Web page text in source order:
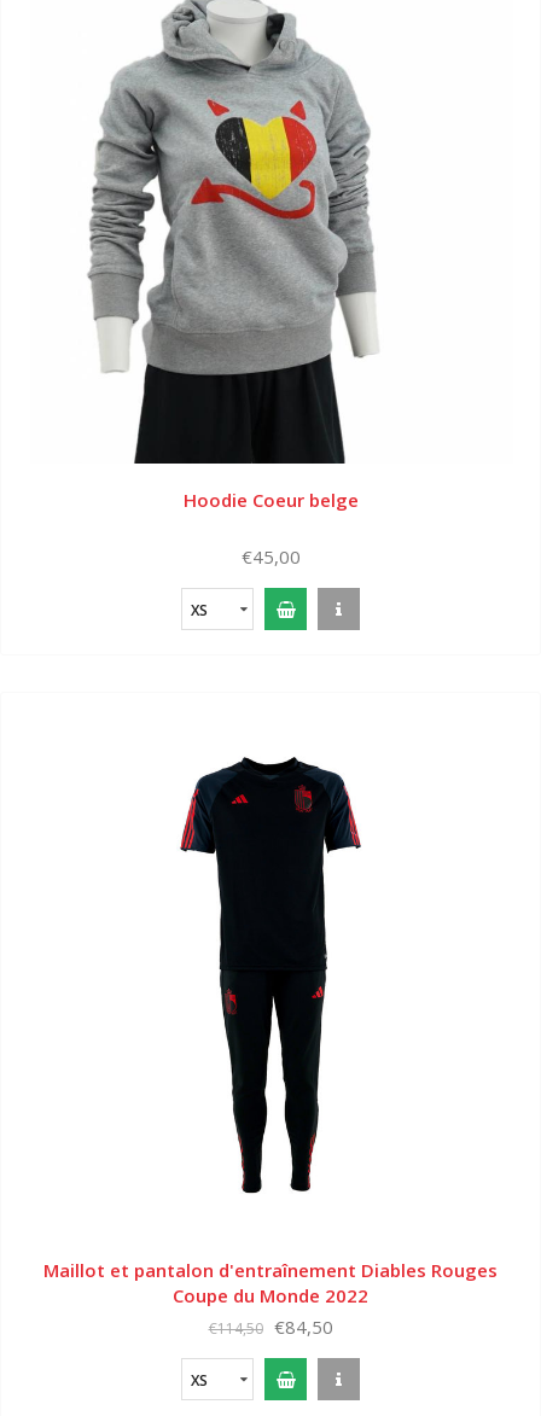
Hoodie Coeur belge
€45,00
XS
Maillot et pantalon d'entraînement Diables Rouges
Coupe du Monde 2022
€114,50 €84,50
XS